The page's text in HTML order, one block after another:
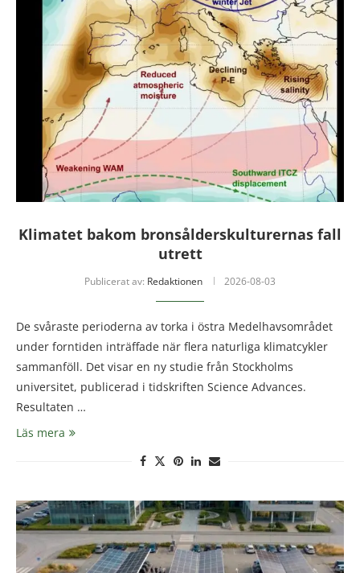
Klimatet bakom bronsålderskulturernas fall
utrett
Publicerat av: Redaktionen 2026-08-03
De svåraste perioderna av torka i östra Medelhavsområdet
under forntiden inträffade när flera naturliga klimatcykler
sammanföll. Det visar en ny studie från Stockholms
universitet, publicerad i tidskriften Science Advances.
Resultaten …
Läs mera